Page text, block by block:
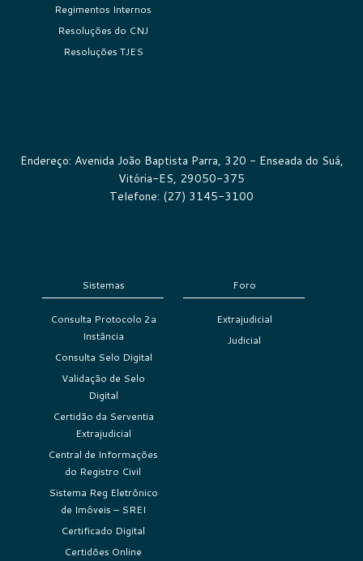
Regimentos Internos
Resoluções do CNJ
Resoluções TJES
Endereço: Avenida João Baptista Parra, 320 - Enseada do Suá,
Vitória-ES, 29050-375
Telefone: (27) 3145-3100
Sistemas
Consulta Protocolo 2a
Instância
Consulta Selo Digital
Validação de Selo
Digital
Certidão da Serventia
Extrajudicial
Central de Informações
do Registro Civil
Sistema Reg Eletrônico
de Imóveis – SREI
Certificado Digital
Certidões Online
Foro
Extrajudicial
Judicial